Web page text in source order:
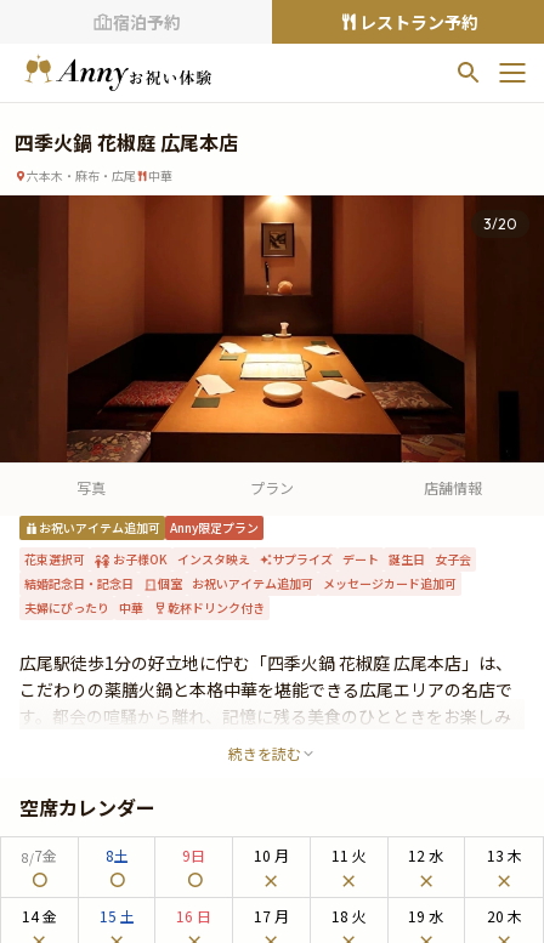
宿泊予約 レストラン予約
お気に入りプラン
お気に入りの登録がありません
をクリックすることで
お気に入りに追加できます。
閲覧履歴はありません
過去に見たお店が最大10件まで表示されます。
10件を超えると、古いものから順に削除されます。
TOP
Annyお祝い体験について
Annyお祝いアイテムについて
よくあるご質問
お問い合わせ
四季火鍋 花椒庭 広尾本店
六本木・麻布・広尾 中華
3/20
写真 プラン 店舗情報
お祝いアイテム追加可 Anny限定プラン
花束選択可
お子様OK インスタ映え サプライズ デート 誕生日
女子会
結婚記念日・記念日
個室 お祝いアイテム追加可 メッセージカード追加可
夫婦にぴったり
中華 乾杯ドリンク付き
広尾駅徒歩1分の好立地に佇む「四季火鍋 花椒庭 広尾本店」は、
こだわりの薬膳火鍋と本格中華を堪能できる広尾エリアの名店で
す。都会の喧騒から離れ、記憶に残る美食のひとときをお楽しみ
ください。「四季火鍋 花椒庭 広尾本店」の洗練されたラグジュア
かな間接照明が優しく空間を包み込みます。少人数から利用可能
な個室もご用意しておりますので、大切な方と過ごす特別な夜に
最適です。記念日デートや、ご家族様・ご友人様と集うとってお
きのお祝いシーン、大切なゲストをもてなす接待・会食にもおす
すめです。料理長厳選のこだわり食材を使用した自慢の薬膳火鍋
は、一度食べたら忘れられない美味しさ。咳込むほどに辛いスー
続きを読む
空席カレンダー
8/7金 8土 9日 10 月 11 火 12 水 13 木
14金 15 土 16 日 17 月 18 火 19 水 20 木